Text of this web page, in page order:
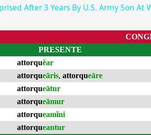
After 3 Years By U.S. Army Son
PRESENTE
attorquĕar
attorqueāris, attorqueāre
attorqueātur
attorqueāmur
attorqueamĭni
attorqueantur